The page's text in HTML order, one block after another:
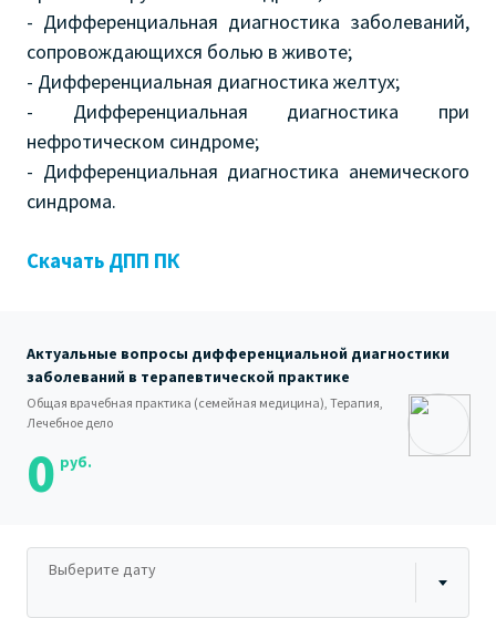
- Дифференциальная диагностика заболеваний,
сопровождающихся болью в животе;
- Дифференциальная диагностика желтух;
- Дифференциальная диагностика при
нефротическом синдроме;
- Дифференциальная диагностика анемического
синдрома.
Скачать ДПП ПК
Актуальные вопросы дифференциальной диагностики
заболеваний в терапевтической практике
Общая врачебная практика (семейная медицина), Терапия,
Лечебное дело
0 руб.
Выберите дату